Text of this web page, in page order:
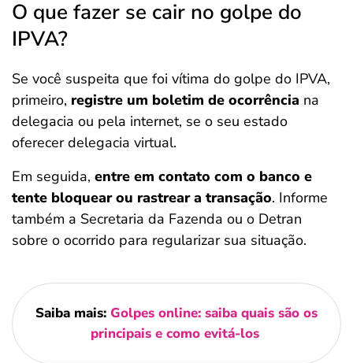
O que fazer se cair no golpe do
IPVA?
Se você suspeita que foi vítima do golpe do IPVA,
primeiro, registre um boletim de ocorrência na
delegacia ou pela internet, se o seu estado
oferecer delegacia virtual.
Em seguida, entre em contato com o banco e
tente bloquear ou rastrear a transação. Informe
também a Secretaria da Fazenda ou o Detran
sobre o ocorrido para regularizar sua situação.
Saiba mais: Golpes online: saiba quais são os
principais e como evitá-los